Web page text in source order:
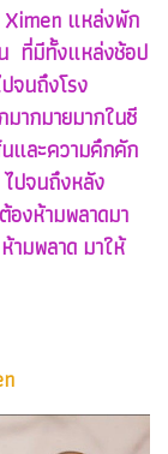
Ximen แหล่งพัก
ที่มีทั้งแหล่งช้อป
จนถึงโรง
ากมายมากในซี
และความคึกคัก
ปจนถึงหลัง
องห้ามพลาดมา
ามพลาด มาให้